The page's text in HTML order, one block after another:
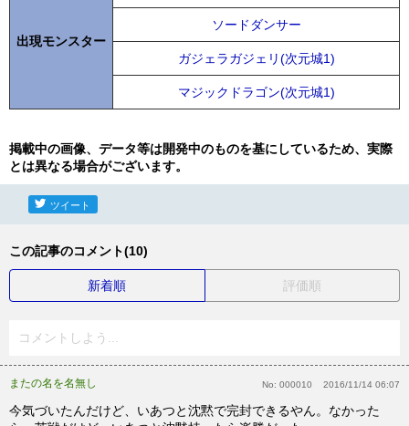
出現モンスター
ソードダンサー
ガジェラガジェリ(次元城1)
マジックドラゴン(次元城1)
掲載中の画像、データ等は開発中のものを基にしているため、実際
とは異なる場合がございます。
ツイート
この記事のコメント(10)
新着順 評価順
コメントしよう...
またの名を名無し No: 000010 2016/11/14 06:07
今気づいたんだけど、いあつと沈黙で完封できるやん。なかった